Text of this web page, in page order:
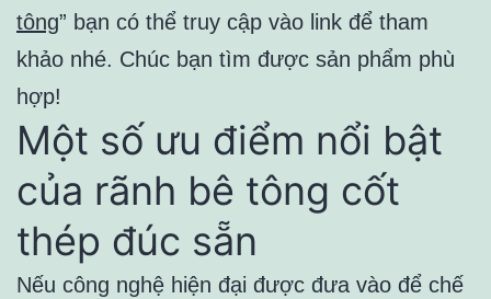
tông” bạn có thể truy cập vào link để tham
khảo nhé. Chúc bạn tìm được sản phẩm phù
hợp!
Một số ưu điểm nổi bật
của rãnh bê tông cốt
thép đúc sẵn
Nếu công nghệ hiện đại được đưa vào để chế